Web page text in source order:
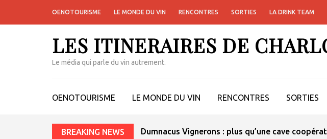
OENOTOURISME LE MONDE DU VIN RENCONTRES SORTIES LA DRINK TEAM
LES ITINERAIRES DE
Le média qui parle du vin autrement.
OENOTOURISME LE MONDE DU VIN RENCONTRES SORTIES
BREAKING NEWS Dumnacus Vignerons : plus qu’une cave